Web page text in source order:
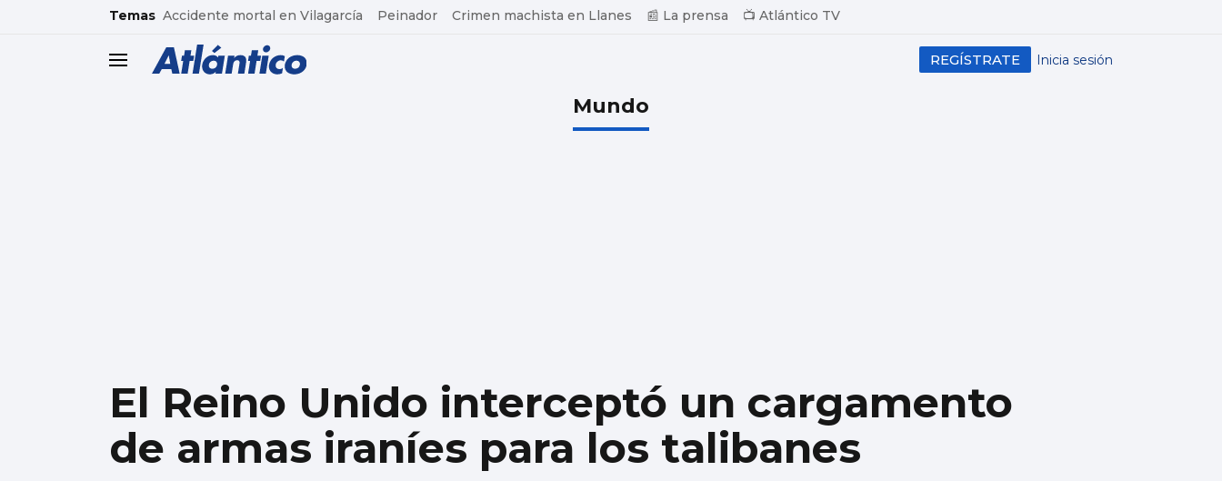
common.go-to-content
Temas Accidente mortal en Vilagarcía Peinador Crimen machista en Llanes 📰 La prensa 📺 Atlántico TV
header.menu.open Inicia sesión
REGÍSTRATE
Mundo
El Reino Unido interceptó un cargamento
de armas iraníes para los talibanes